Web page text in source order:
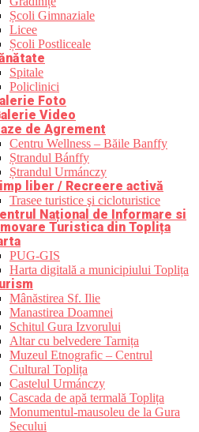
Școli Gimnaziale
Licee
Școli Postliceale
Spitale
Policlinici
Foto
Video
de Agrement
Centru Wellness – Băile Banffy
Ștrandul Bánffy
Ștrandul Urmánczy
liber / Recreere activă
Trasee turistice şi cicloturistice
Național de Informare si
Turistica din Toplița
PUG-GIS
Harta digitală a municipiului Toplița
Mânăstirea Sf. Ilie
Manastirea Doamnei
Schitul Gura Izvorului
Altar cu belvedere Tarnița
Muzeul Etnografic – Centrul
Cultural Toplița
Castelul Urmánczy
Cascada de apă termală Toplița
Monumentul-mausoleu de la Gura
Secului